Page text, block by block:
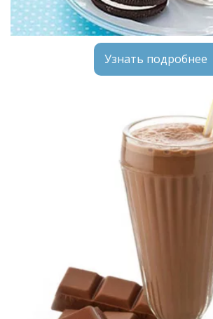
Узнать подробнее